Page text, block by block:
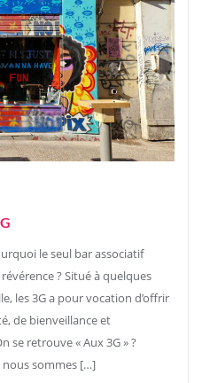
le seul bar associatif
? Situé à quelques
les 3G a pour vocation d’offrir
de bienveillance et
se retrouve « Aux 3G » ?
nous sommes […]